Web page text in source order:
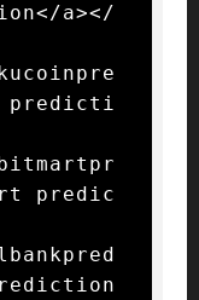
a></
predicti
predic